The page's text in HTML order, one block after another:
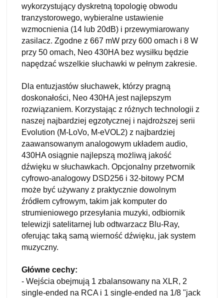
wykorzystujący dyskretną topologię obwodu
tranzystorowego, wybieralne ustawienie
wzmocnienia (14 lub 20dB) i przewymiarowany
zasilacz. Zgodne z 667 mW przy 600 omach i 8 W
przy 50 omach, Neo 430HA bez wysiłku będzie
napędzać wszelkie słuchawki w pełnym zakresie.
Dla entuzjastów słuchawek, którzy pragną
doskonałości, Neo 430HA jest najlepszym
rozwiązaniem. Korzystając z różnych technologii z
naszej najbardziej egzotycznej i najdroższej serii
Evolution (M-LoVo, M-eVOL2) z najbardziej
zaawansowanym analogowym układem audio,
430HA osiągnie najlepszą możliwą jakość
dźwięku w słuchawkach. Opcjonalny przetwornik
cyfrowo-analogowy DSD256 i 32-bitowy PCM
może być używany z praktycznie dowolnym
źródłem cyfrowym, takim jak komputer do
strumieniowego przesyłania muzyki, odbiornik
telewizji satelitarnej lub odtwarzacz Blu-Ray,
oferując taką samą wierność dźwięku, jak system
muzyczny.
Główne cechy:
- Wejścia obejmują 1 zbalansowany na XLR, 2
single-ended na RCA i 1 single-ended na 1/8 "jack